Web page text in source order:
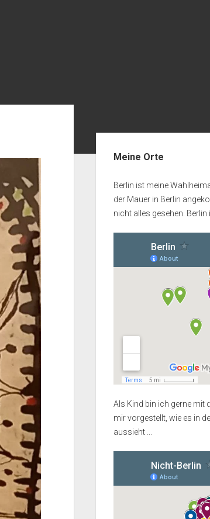
Meine Orte
Berlin ist meine
der Mauer in Berlin
nicht alles gesehen.
Als Kind bin ich gerne mit
mir vorgestellt, wie es in
aussieht ...